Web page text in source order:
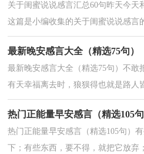
关于闺蜜说说感言汇总60句昨天今天
这篇是小编收集的关于闺蜜说说感言
我有一个好闺蜜，她还经得住我男朋
最新晚安感言大全（精选75句）
最新晚安感言大全（精选75句）不敢
有天幸福离去时，狼狈得也就是路人
理的晚安感言，希望能帮助到大家。
热门正能量早安感言（精选105句
热门正能量早安感言（精选105句）
下；有些东西，要不得，就把它放弃